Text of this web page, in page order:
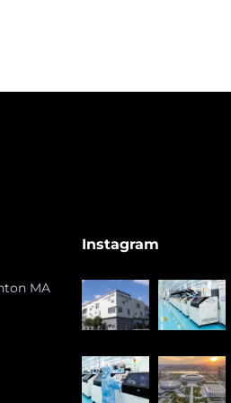
MA
Instagram